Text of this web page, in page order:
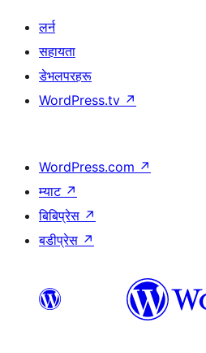
लर्न
सहायता
डेभलपरहरू
WordPress.tv ↗
WordPress.com ↗
म्याट ↗
बिबिप्रेस ↗
बडीप्रेस ↗